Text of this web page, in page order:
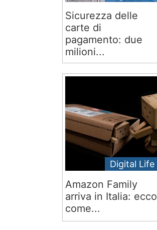
Sicurezza delle
carte di
pagamento: due
milioni...
Digital Life
Amazon Family
arriva in Italia: ecco
come...